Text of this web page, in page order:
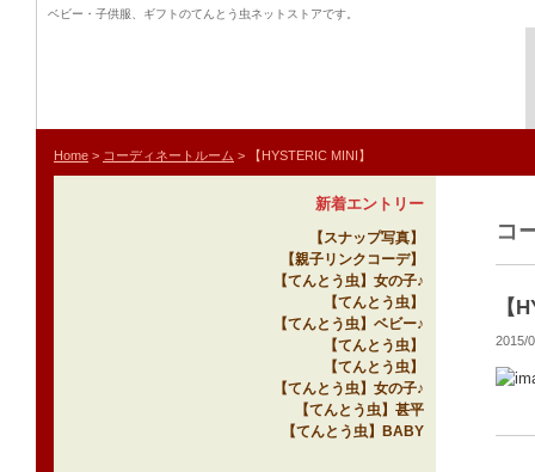
ベビー・子供服、ギフトのてんとう虫ネットストアです。
Home > コーディネートルーム > 【HYSTERIC MINI】
コ
【
2015/
新着エントリー
【スナップ写真】
【親子リンクコーデ】
【てんとう虫】女の子♪
【てんとう虫】
【てんとう虫】ベビー♪
【てんとう虫】
【てんとう虫】
【てんとう虫】女の子♪
【てんとう虫】甚平
【てんとう虫】BABY